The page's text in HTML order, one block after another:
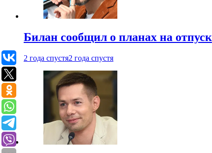
Билан сообщил о планах на отпуск
2 года спустя2 года спустя